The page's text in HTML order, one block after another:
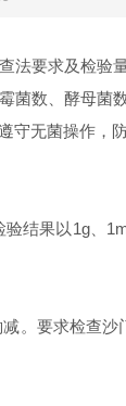
要求及检验
数、酵母菌
无菌操作，
果以1g、
。要求检查